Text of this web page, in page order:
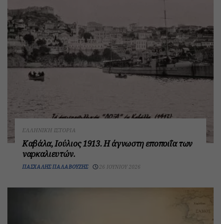
ΕΛΛΗΝΙΚΉ ΙΣΤΟΡΊΑ
Καβάλα, Ιούλιος 1913. Η άγνωστη εποποιΐα των
ναρκαλιευτών.
ΠΑΣΧΆΛΗΣ ΠΑΛΑΒΟΎΖΗΣ 26 ΙΟΥΝΊΟΥ 2026